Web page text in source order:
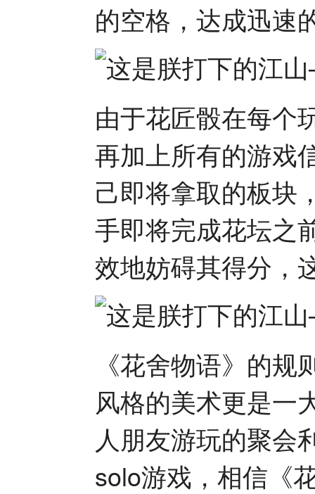
的空格，达成迅速
由于花匠骰在每个
再加上所有的游戏
己即将拿取的板块
手即将完成花坛之
效地妨碍其得分，
《花舍物语》的
风格的美术更是一
人朋友游玩的聚会
solo游戏，相信《